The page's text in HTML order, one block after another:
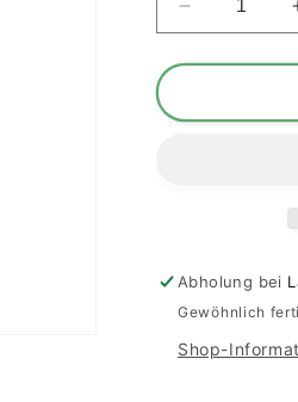
Verringere
die
Menge
Les
Rousillon
Villages
AOC
0,75
Abholung bei
Gewöhnlich
Shop-